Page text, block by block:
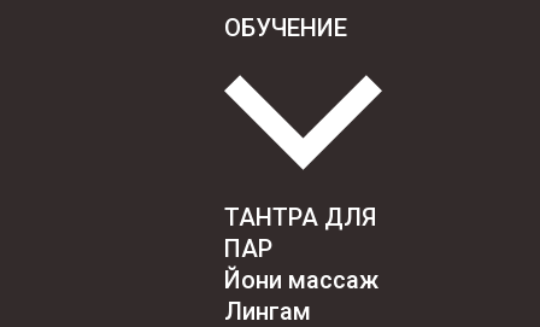
ОБУЧЕНИЕ
ТАНТРА ДЛЯ
ПАР
Йони массаж
Лингам